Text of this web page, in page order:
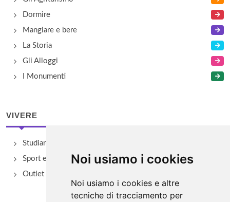
Noi usiamo i cookies
Noi usiamo i cookies e altre
tecniche di tracciamento per
Dormire
Mangiare e bere
La Storia
Gli Alloggi
I Monumenti
VIVERE
Studiare
Sport e Benessere
Outlet e spacci aziendali